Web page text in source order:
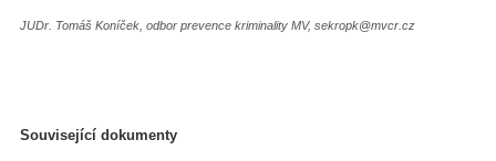
JUDr. Tomáš Koníček, odbor prevence kriminality MV, sekropk@mvcr.cz
Související dokumenty